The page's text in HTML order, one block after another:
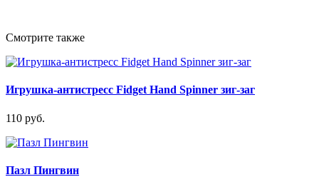
Смотрите также
Игрушка-антистресс Fidget Hand Spinner зиг-заг
110 руб.
Пазл Пингвин